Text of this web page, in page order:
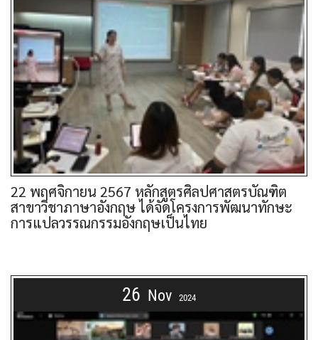
22 พฤศจิกายน 2567 หลักสูตรศิลปศาสตรบัณฑิต
สาขาวิชาภาษาอังกฤษ ได้จัดโครงการพัฒนาทักษะ
การแปลวรรณกรรมอังกฤษเป็นไทย
26 Nov 2024